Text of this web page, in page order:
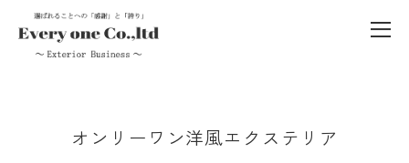
オンリーワン洋風エクステリア